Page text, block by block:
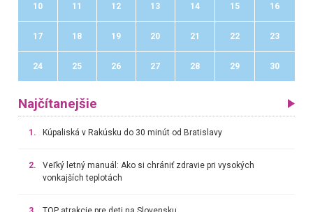
10 11 12 13 14 15 16
17 18 19 20 21 22 23
24 25 26 27 28 29 30
Najčítanejšie
1. Kúpaliská v Rakúsku do 30 minút od Bratislavy
2.
Veľký letný manuál: Ako si chrániť zdravie pri vysokých
vonkajších teplotách